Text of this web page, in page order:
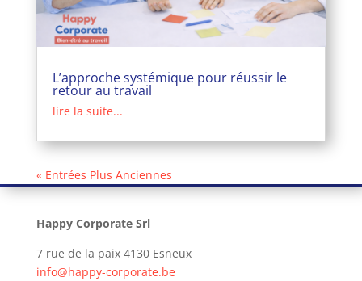
L’approche systémique pour réussir le
retour au travail
lire la suite...
« Entrées Plus Anciennes
Happy Corporate Srl
7 rue de la paix 4130 Esneux
info@happy-corporate.be